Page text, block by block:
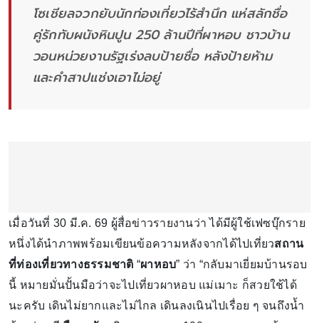
โซเชียลจวกยับนักท่องเที่ยวไร้สำนึก แห่สลักชื่อ
คู่รักทับผนังหินปูน 250 ล้านปีที่ผาหอบ ชาวบ้าน
วอนหน่วยงานรัฐเร่งลบป้ายชื่อ หลังป้ายห้าม
และคำสาปแช่งเอาไม่อยู่
เมื่อวันที่ 30 มี.ค. 69 ผู้สื่อข่าวรายงานว่า ได้มีผู้ใช้เฟซบุ๊กราย
หนึ่งได้นำภาพพร้อมเขียนข้อความหลังจากได้ไปเที่ยวสถาน
ที่ท่องเที่ยวทางธรรมชาติ “ผาหอบ” ว่า “กลับมาเยี่ยมบ้านรอบ
นี้ หมายมั่นปั้นมือว่าจะไปเที่ยวผาหอบ แม่เมาะ ก็สวยใช้ได้
นะครับ เดินไม่ยากและไม่ไกล เดินลงเนินไปเรื่อย ๆ จนถึงน้ำ